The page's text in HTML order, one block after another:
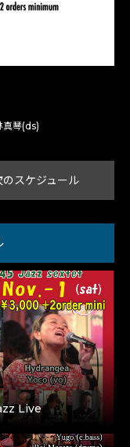
真琴(ds)
のスケジュール
Live